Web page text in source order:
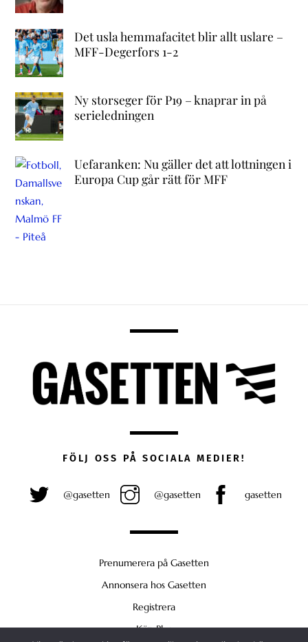
Det usla hemmafacitet blir allt uslare –
MFF-Degerfors 1-2
Ny storseger för P19 – knaprar in på
serieledningen
Uefaranken: Nu gäller det att lottningen i
Europa Cup går rätt för MFF
FÖLJ OSS PÅ SOCIALA MEDIER!
@gasetten @gasetten gasetten
Prenumerera på Gasetten
Annonsera hos Gasetten
Registrera
Köp Plus